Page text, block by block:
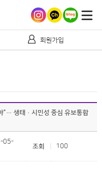
회원가입
”… 생태·시민성 중심 유보통합
05-
조회 100